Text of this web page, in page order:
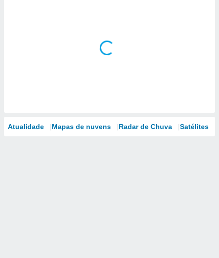
Atualidade Mapas de nuvens Radar de Chuva Satélites